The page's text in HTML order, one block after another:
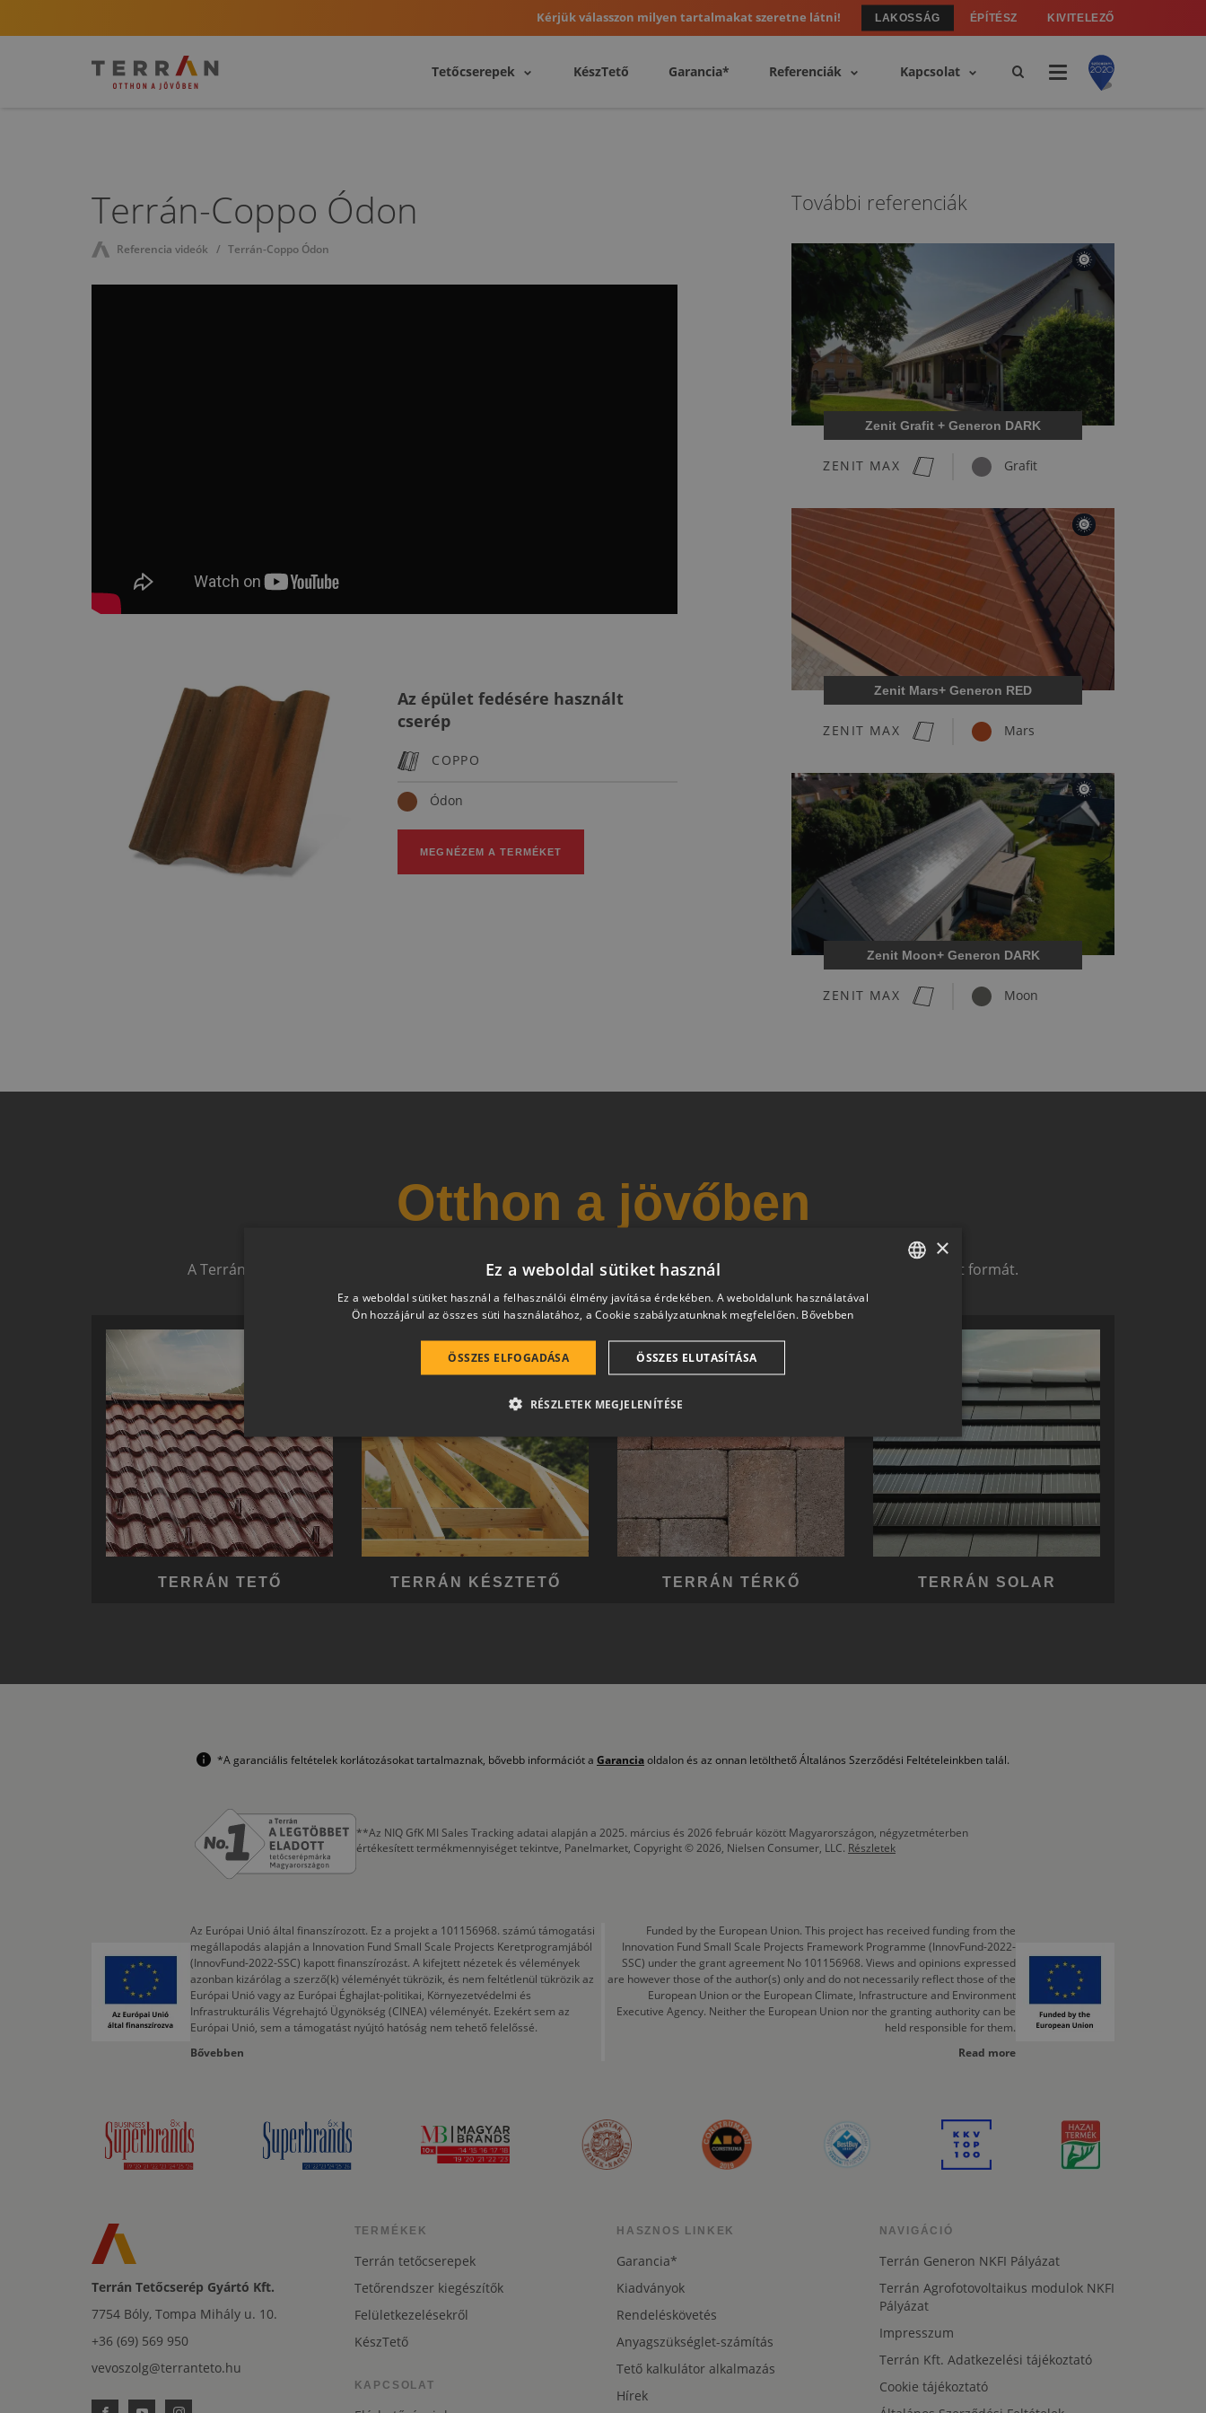
Kérjük válasszon milyen tartalmakat szeretne látni! LAKOSSÁG ÉPÍTÉSZ KIVITELEZŐ
Tetőcserepek KészTető Garancia* Referenciák Kapcsolat
Terrán-Coppo Ódon
Referencia videók Terrán-Coppo Ódon
Az épület fedésére használt
cserép
COPPO
Ódon
MEGNÉZEM A TERMÉKET
További referenciák
Zenit Grafit + Generon DARK
ZENIT MAX Grafit
Zenit Mars+ Generon RED
ZENIT MAX Mars
Zenit Moon+ Generon DARK
ZENIT MAX Moon
Otthon a jövőben
Biztonságot nyújtó, és magas esztétikai értéket képviselő, egymással szinergiát alkotó megoldások.
A Terrán ernyőmárkának köszönhetően a harmonikus otthon átfogó, egymásra épülő rendszerelemek révén ölthet formát.
TERRÁN TETŐ TERRÁN KÉSZTETŐ TERRÁN TÉRKŐ TERRÁN SOLAR
*A garanciális feltételek korlátozásokat tartalmaznak, bővebb információt a Garanciaoldalon és az onnan letölthető Általános Szerződési Feltételeinkben talál.
**Az NIQ GfK MI Sales Tracking adatai alapján a 2025. március és 2026 február között Magyarországon, négyzetméterben
értékesített termékmennyiséget tekintve, Panelmarket, Copyright © 2026, Nielsen Consumer, LLC. Részletek
Az Európai Unió által finanszírozott. Ez a projekt a 101156968. számú támogatási
megállapodás alapján a Innovation Fund Small Scale Projects Keretprogramjából
(InnovFund-2022-SSC) kapott finanszírozást. A kifejtett nézetek és vélemények
azonban kizárólag a szerző(k) véleményét tükrözik, és nem feltétlenül tükrözik az
Európai Unió vagy az Európai Éghajlat-politikai, Környezetvédelmi és
Infrastrukturális Végrehajtó Ügynökség (CINEA) véleményét. Ezekért sem az
Európai Unió, sem a támogatást nyújtó hatóság nem tehető felelőssé.
Bővebben
Funded by the European Union. This project has received funding from the
Innovation Fund Small Scale Projects Framework Programme (InnovFund-2022-
SSC) under the grant agreement No 101156968. Views and opinions expressed
are however those of the author(s) only and do not necessarily reflect those of the
European Union or the European Climate, Infrastructure and Environment
Executive Agency. Neither the European Union nor the granting authority can be
held responsible for them.
Read more
Terrán Tetőcserép Gyártó Kft.
7754 Bóly, Tompa Mihály u. 10.
+36 (69) 569 950
vevoszolg@terranteto.hu
TERMÉKEK
Terrán tetőcserepek
Tetőrendszer kiegészítők
Felületkezelésekről
KészTető
KAPCSOLAT
HASZNOS LINKEK
Garancia*
Kiadványok
Rendeléskövetés
Anyagszükséglet-számítás
Tető kalkulátor alkalmazás
Hírek
NAVIGÁCIÓ
Terrán Generon NKFI Pályázat
Terrán Agrofotovoltaikus modulok NKFI
Pályázat
Impresszum
Terrán Kft. Adatkezelési tájékoztató
Cookie tájékoztató
CROATIAN
SR
RO-HU
ENGLISH
×
Ez a weboldal sütiket használ
Ez a weboldal sütiket használ a felhasználói élmény javítása érdekében. A weboldalunk használatával
Ön hozzájárul az összes süti használatához, a Cookie szabályzatunknak megfelelően. Bővebben
ÖSSZES ELFOGADÁSA ÖSSZES ELUTASÍTÁSA
RÉSZLETEK MEGJELENÍTÉSE